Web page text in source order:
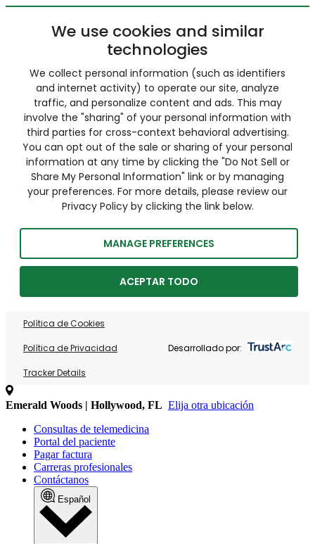
We use cookies and similar
technologies
We collect personal information (such as identifiers
and internet activity) to operate our site, analyze
traffic, and personalize content and ads. This may
involve the "sharing" of your personal information with
third parties for cross-context behavioral advertising.
You can opt out of the sale or sharing of your personal
information at any time by clicking the "Do Not Sell or
Share My Personal Information" link or by managing
your preferences. For more details, please review our
Privacy Policy by clicking the link below.
MANAGE PREFERENCES
ACEPTAR TODO
Política de Cookies
Política de Privacidad
Tracker Details
Desarrollado por:
Emerald Woods | Hollywood, FL Elija otra ubicación
Consultas de telemedicina
Portal del paciente
Pagar factura
Carreras profesionales
Contáctanos
Español